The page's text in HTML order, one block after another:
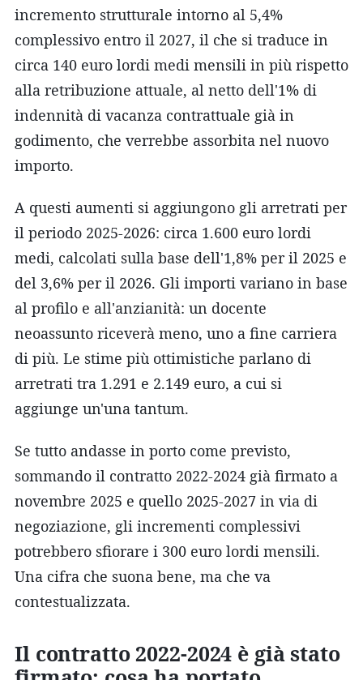
incremento strutturale intorno al 5,4%
complessivo entro il 2027, il che si traduce in
circa 140 euro lordi medi mensili in più rispetto
alla retribuzione attuale, al netto dell'1% di
indennità di vacanza contrattuale già in
godimento, che verrebbe assorbita nel nuovo
importo.
A questi aumenti si aggiungono gli arretrati per
il periodo 2025-2026: circa 1.600 euro lordi
medi, calcolati sulla base dell'1,8% per il 2025 e
del 3,6% per il 2026. Gli importi variano in base
al profilo e all'anzianità: un docente
neoassunto riceverà meno, uno a fine carriera
di più. Le stime più ottimistiche parlano di
arretrati tra 1.291 e 2.149 euro, a cui si
aggiunge un'una tantum.
Se tutto andasse in porto come previsto,
sommando il contratto 2022-2024 già firmato a
novembre 2025 e quello 2025-2027 in via di
negoziazione, gli incrementi complessivi
potrebbero sfiorare i 300 euro lordi mensili.
Una cifra che suona bene, ma che va
contestualizzata.
Il contratto 2022-2024 è già stato